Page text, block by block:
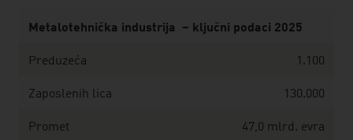
Metalotehnička industrija – ključni podaci 2025
Preduzeća 1.100
Zaposlenih lica 130.000
Promet 47,0 mlrd. evra